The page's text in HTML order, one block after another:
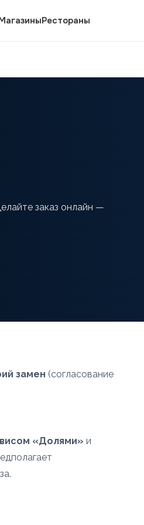
Рестораны
заказ онлайн —
замен (согласование
«Долями» и